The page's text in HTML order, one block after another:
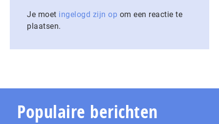
Je moet ingelogd zijn op om een reactie te
plaatsen.
Populaire berichten